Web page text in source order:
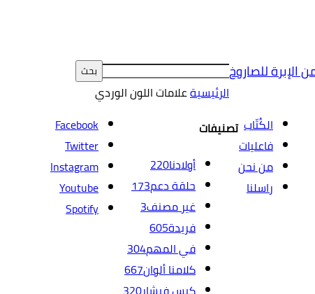
الإبرة للصاروخ
الرئيسيةعلاماتاللون الوردي
الكُتّاب
فاعليات
من نحن
راسلنا
تصنيفات
أولادنا220
حلقة دعم173
غير مصنف3
فريدة605
في المهم304
كلامنا ألوان667
Facebook
Twitter
Instagram
Youtube
Spotify